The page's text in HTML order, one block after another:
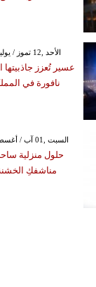
GMT 16:13 2026 الأحد ,12 تموز / يوليو
عسير تُعزز جاذبيتها
نافورة في
GMT 12:35 2026 السبت ,01 آب / أغسطس
حلول منزلية
مناشفكِ